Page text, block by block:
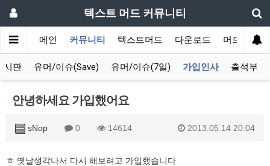
텍스트 머드 커뮤니티
메인 커뮤니티 텍스트머드 다운로드 머드 잡담
시판 유머/이슈(Save) 유머/이슈(7일) 가입인사 출석부
안녕하세요 가입했어요
sNop 0 14614 2013.05.14 20:04
ㅎ 옛날생각나서 다시 해보려고 가입했습니다